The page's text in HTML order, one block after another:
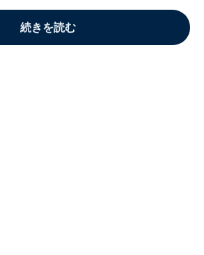
続きを読む